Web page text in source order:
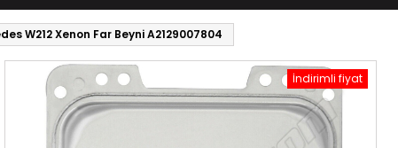
W212 Xenon Far Beyni A2129007804
İndirimli fiyat